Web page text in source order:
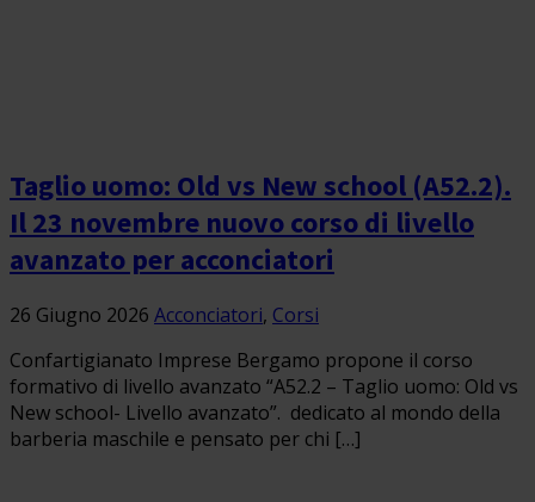
Taglio uomo: Old vs New school (A52.2).
Il 23 novembre nuovo corso di livello
avanzato per acconciatori
26 Giugno 2026 Acconciatori, Corsi
Confartigianato Imprese Bergamo propone il corso
formativo di livello avanzato “A52.2 – Taglio uomo: Old vs
New school- Livello avanzato”. dedicato al mondo della
barberia maschile e pensato per chi […]